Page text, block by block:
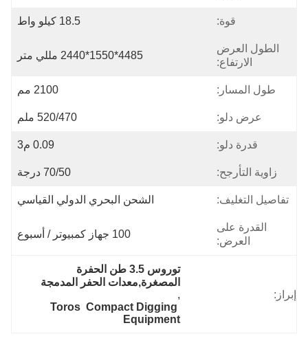
قوة: 18.5 كيلو واط
الطول العرض
الارتفاع:
4485*1550*2440 مللي متر
طول المسار: 2100 مم
عرض دلو: 520/470 ملم
قدرة دلو: 0.09 م3
زاوية التأرجح: 70/50 درجة
تفاصيل التغليف: الشحن البحري الدولي القياسي
القدرة على
العرض:
100 جهاز كمبيوتر / أسبوع
إبراز:
توروس 3.5 طن الحفرة
المصغرة,معدات الحفر المدمجة
,
Toros  Compact Digging
Equipment